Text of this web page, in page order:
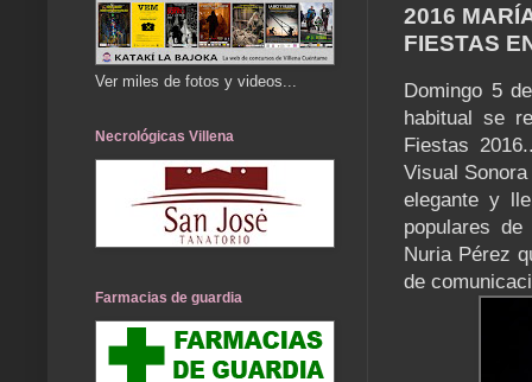
2016
FIESTAS
Domingo 5
habitual se
Fiestas
Visual
elegante y
populares
Nuria Pérez
de
Ver miles de fotos y videos...
Necrológicas Villena
Farmacias de guardia